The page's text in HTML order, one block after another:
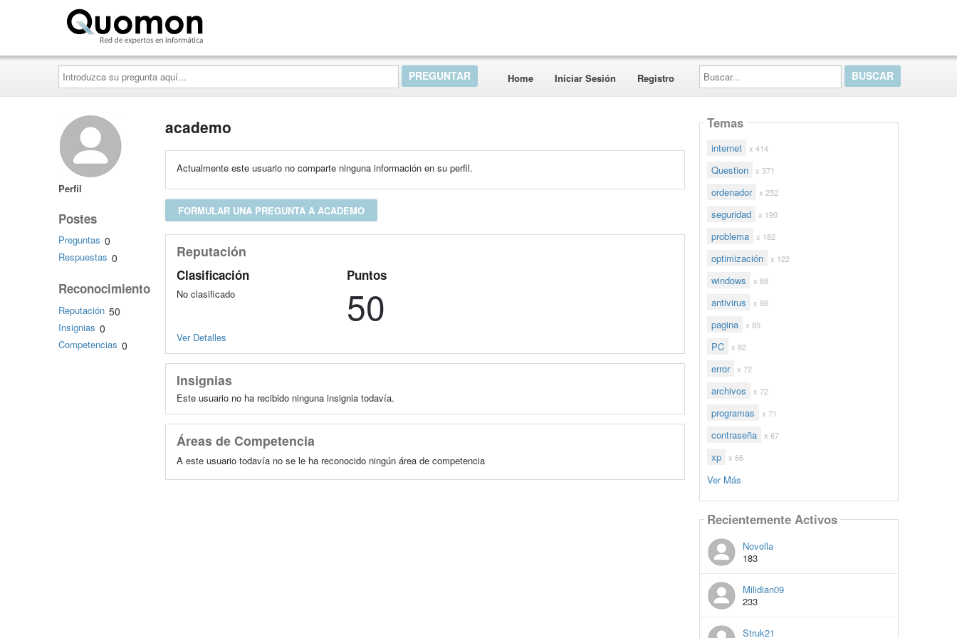
Introduzca
su
pregunta
aquí...
Home Iniciar Sesión Registro
Buscar...
Perfil
Postes
Preguntas 0
Respuestas 0
Reconocimiento
Reputación 50
Insignias 0
Competencias 0
academo
Actualmente este usuario no comparte ninguna información en su perfil.
FORMULAR UNA PREGUNTA A ACADEMO
Reputación
Clasificación
No clasificado
Puntos
50
Ver Detalles
Insignias
Este usuario no ha recibido ninguna insignia todavía.
Áreas de Competencia
A este usuario todavía no se le ha reconocido ningún área de competencia
Temas
internet x 414
Question x 371
ordenador x 252
seguridad x 190
problema x 182
optimización x 122
windows x 88
antivirus x 86
pagina x 85
PC x 82
error x 72
archivos x 72
programas x 71
contraseña x 67
xp x 66
Ver Más
Recientemente Activos
Novolla
183
Milidian09
233
Struk21